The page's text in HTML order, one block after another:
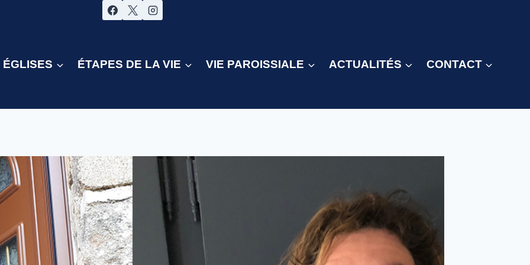
ÉGLISES ÉTAPES DE LA VIE VIE PAROISSIALE ACTUALITÉS CONTACT